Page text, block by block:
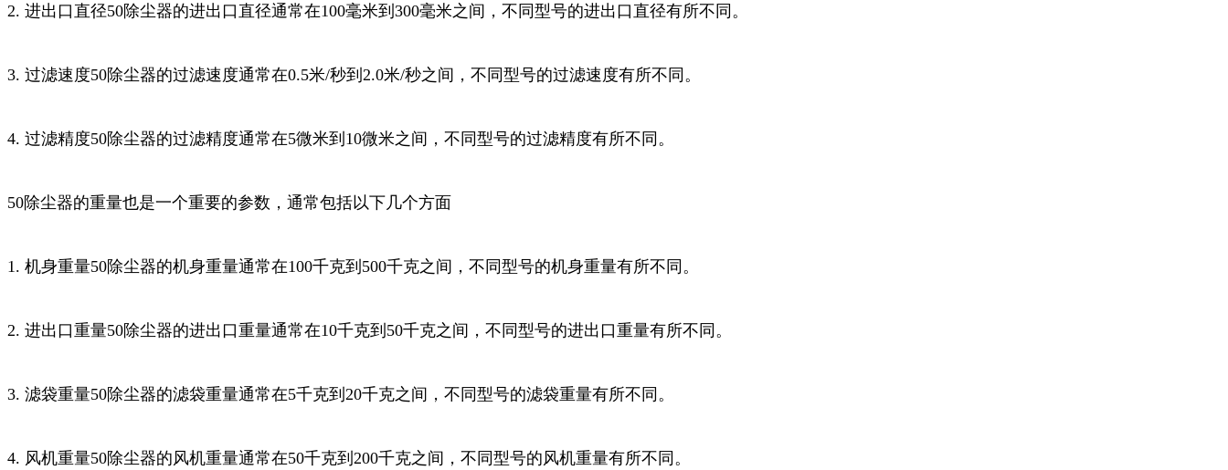
2. 进出口直径50除尘器的进出口直径通常在100毫米到300毫米之间，不同型号的进出口直径有所不同。
3. 过滤速度50除尘器的过滤速度通常在0.5米/秒到2.0米/秒之间，不同型号的过滤速度有所不同。
4. 过滤精度50除尘器的过滤精度通常在5微米到10微米之间，不同型号的过滤精度有所不同。
50除尘器的重量也是一个重要的参数，通常包括以下几个方面
1. 机身重量50除尘器的机身重量通常在100千克到500千克之间，不同型号的机身重量有所不同。
2. 进出口重量50除尘器的进出口重量通常在10千克到50千克之间，不同型号的进出口重量有所不同。
3. 滤袋重量50除尘器的滤袋重量通常在5千克到20千克之间，不同型号的滤袋重量有所不同。
4. 风机重量50除尘器的风机重量通常在50千克到200千克之间，不同型号的风机重量有所不同。